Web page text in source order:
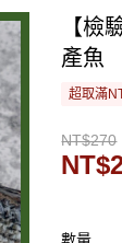
【檢
產魚
超取滿
NT$270